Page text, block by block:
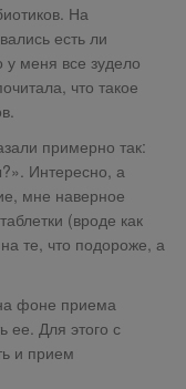
На
есть ли
меня все зудело
что такое
примерно так:
Интересно, а
мне наверное
(вроде как
те, что подороже, а
фоне приема
ее. Для этого с
и прием